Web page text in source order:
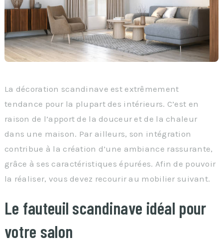
La décoration scandinave est extrêmement
tendance pour la plupart des intérieurs. C’est en
raison de l’apport de la douceur et de la chaleur
dans une maison. Par ailleurs, son intégration
contribue à la création d’une ambiance rassurante,
grâce à ses caractéristiques épurées. Afin de pouvoir
la réaliser, vous devez recourir au mobilier suivant.
Le fauteuil scandinave idéal pour
votre salon